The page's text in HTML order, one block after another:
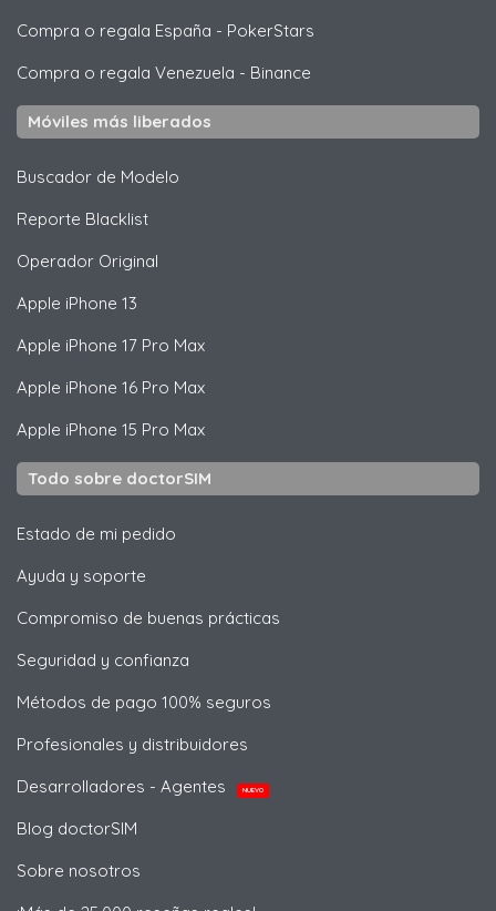
Compra o regala España - PokerStars
Compra o regala Venezuela - Binance
Móviles más liberados
Buscador de Modelo
Reporte Blacklist
Operador Original
Apple iPhone 13
Apple iPhone 17 Pro Max
Apple iPhone 16 Pro Max
Apple iPhone 15 Pro Max
Todo sobre doctorSIM
Estado de mi pedido
Ayuda y soporte
Compromiso de buenas prácticas
Seguridad y confianza
Métodos de pago 100% seguros
Profesionales y distribuidores
Desarrolladores - Agentes
NUEVO
Blog doctorSIM
Sobre nosotros